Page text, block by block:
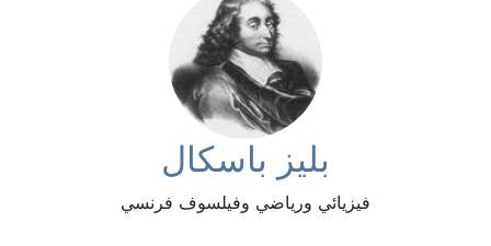
بليز باسكال
فيزيائي ورياضي وفيلسوف فرنسي